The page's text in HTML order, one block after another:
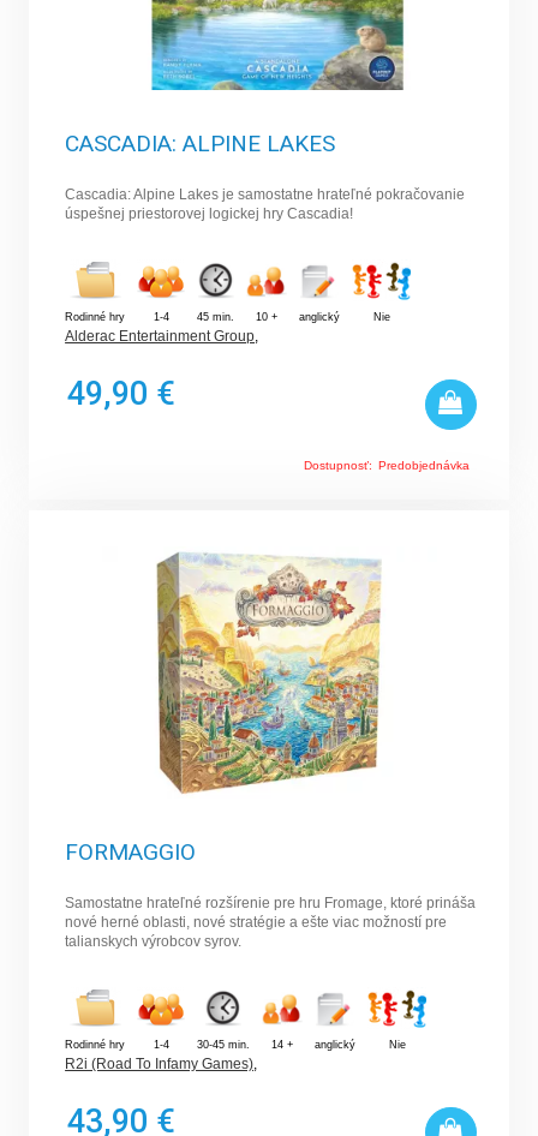
CASCADIA: ALPINE LAKES
Cascadia: Alpine Lakes je samostatne hrateľné pokračovanie
úspešnej priestorovej logickej hry Cascadia!
Rodinné hry 1-4 45 min. 10 + anglický Nie
Alderac Entertainment Group,
49,90 €
Dostupnosť: Predobjednávka
FORMAGGIO
Samostatne hrateľné rozšírenie pre hru Fromage, ktoré prináša
nové herné oblasti, nové stratégie a ešte viac možností pre
talianskych výrobcov syrov.
Rodinné hry 1-4 30-45 min. 14 + anglický Nie
R2i (Road To Infamy Games)
43,90 €